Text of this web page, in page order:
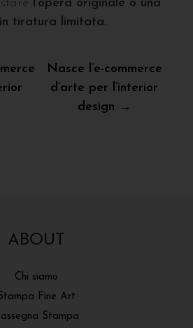
l’opera originale o una
tiratura limitata.
Nasce l’e-commerce
d’arte per l’interior
design →
ABOUT
Chi siamo
Fine Art
Stampa